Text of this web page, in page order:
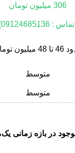
306 میلیون تومان
: 09124685136)
میلیون تومان
متوسط
متوسط
در بازه زمانی